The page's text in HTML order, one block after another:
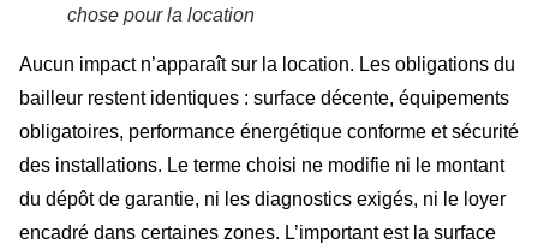
chose pour la location
Aucun impact n’apparaît sur la location. Les obligations du
bailleur restent identiques : surface décente, équipements
obligatoires, performance énergétique conforme et sécurité
des installations. Le terme choisi ne modifie ni le montant
du dépôt de garantie, ni les diagnostics exigés, ni le loyer
encadré dans certaines zones. L’important est la surface